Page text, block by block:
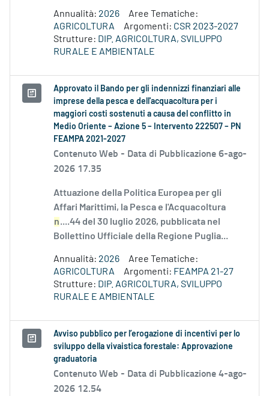
Annualità: 2026
Aree Tematiche:
AGRICOLTURA
Argomenti: CSR 2023-2027
Strutture: DIP. AGRICOLTURA, SVILUPPO
RURALE E AMBIENTALE
Approvato il Bando per gli indennizzi finanziari alle
imprese della pesca e dell'acquacoltura per i
maggiori costi sostenuti a causa del conflitto in
Medio Oriente – Azione 5 – Intervento 222507 – PN
FEAMPA 2021-2027
Contenuto Web - Data di Pubblicazione 6-ago-
2026 17.35
Attuazione della Politica Europea per gli
Affari Marittimi, la Pesca e l'Acquacoltura
n....44 del 30 luglio 2026, pubblicata nel
Bollettino Ufficiale della Regione Puglia...
Annualità: 2026
Aree Tematiche:
AGRICOLTURA
Argomenti: FEAMPA 21-27
Strutture: DIP. AGRICOLTURA, SVILUPPO
RURALE E AMBIENTALE
Avviso pubblico per l’erogazione di incentivi per lo
sviluppo della vivaistica forestale: Approvazione
graduatoria
Contenuto Web - Data di Pubblicazione 4-ago-
2026 12.54